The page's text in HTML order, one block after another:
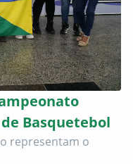
Basquetebol
representam o